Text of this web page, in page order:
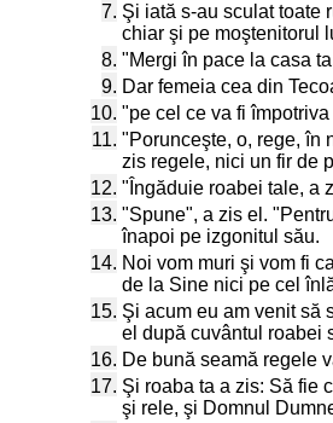
7. Şi iată s-au sculat toate
chiar şi pe moştenitorul
8. "Mergi în pace la casa
9. Dar femeia cea din
10. "pe cel ce va fi
11. "Porunceşte, o, rege, în
zis regele, nici un fir de
12. "Îngăduie roabei tale, a
13. "Spune", a zis el.
înapoi pe izgonitul său.
14. Noi vom muri şi vom fi
de la Sine nici pe cel
15. Şi acum eu am venit să
el după cuvântul roabei
16. De bună seamă regele
17. Şi roaba ta a zis: Să fie
şi rele, şi Domnul